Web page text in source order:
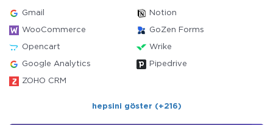
Gmail Notion
WooCommerce GoZen Forms
Opencart Wrike
Google Analytics Pipedrive
ZOHO CRM
hepsini göster (+216)